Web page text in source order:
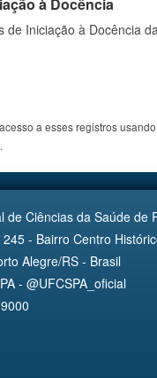
de Iniciação à Docência
a esses registros
de Ciências da Saúde de
- Bairro Centro
Alegre/RS - Brasil
- @UFCSPA_oficial